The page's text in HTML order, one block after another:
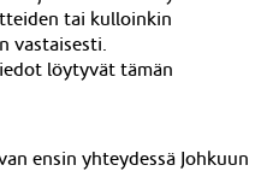
tai kulloinkin
vastaisesti.
löytyvät tämän
ensin yhteydessä Johkuun